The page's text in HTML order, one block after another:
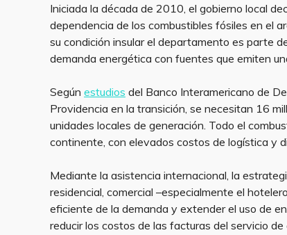
Iniciada la década de 2010, el gobierno local
dependencia de los combustibles fósiles en el
su condición insular el departamento es parte
demanda energética con fuentes que emiten
Segúnestudios del Banco Interamericano de
Providencia en la transición, se necesitan 16
unidades locales de generación. Todo el
continente, con elevados costos de logística y
Mediante la asistencia internacional, la
residencial, comercial –especialmente el
eficiente de la demanda y extender el uso de
reducir los costos de las facturas del servicio de